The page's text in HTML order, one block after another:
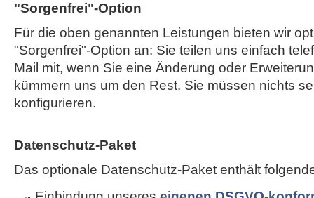
"Sorgenfrei"-Option
Für die oben genannten Leistungen bieten wir
"Sorgenfrei"-Option an: Sie teilen uns einfach
Mail mit, wenn Sie eine Änderung oder
kümmern uns um den Rest. Sie müssen nichts
konfigurieren.
Datenschutz-Paket
Das optionale Datenschutz-Paket enthält